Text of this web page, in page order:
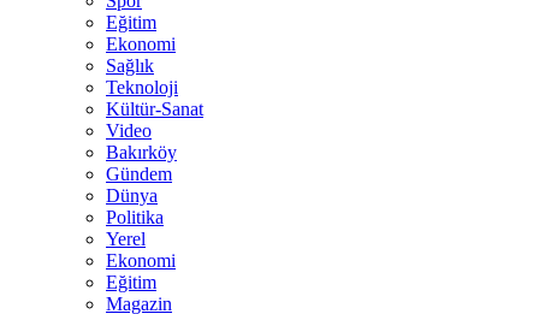
Eğitim
Ekonomi
Sağlık
Teknoloji
Kültür-Sanat
Video
Bakırköy
Gündem
Dünya
Politika
Yerel
Ekonomi
Eğitim
Magazin